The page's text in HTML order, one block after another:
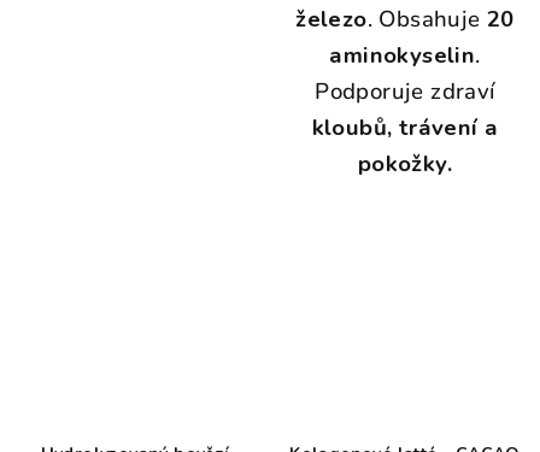
železo. Obsahuje 20
aminokyselin.
Podporuje zdraví
kloubů, trávení a
pokožky.